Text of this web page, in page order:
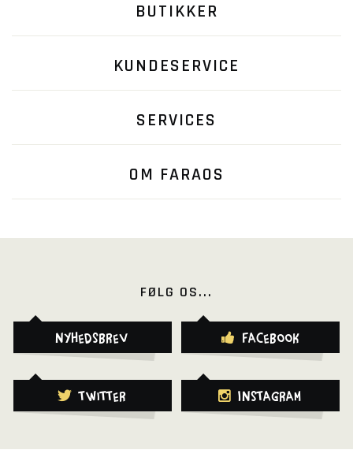
BUTIKKER
KUNDESERVICE
SERVICES
OM FARAOS
FØLG OS...
Nyhedsbrev Facebook
Twitter Instagram